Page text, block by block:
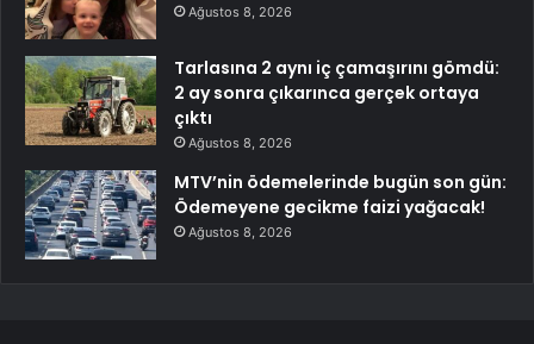
Ağustos 8, 2026
Tarlasına 2 aynı iç çamaşırını gömdü:
2 ay sonra çıkarınca gerçek ortaya
çıktı
Ağustos 8, 2026
MTV’nin ödemelerinde bugün son gün:
Ödemeyene gecikme faizi yağacak!
Ağustos 8, 2026